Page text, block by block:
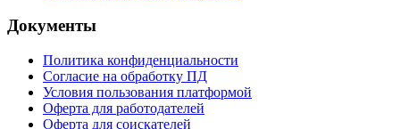
Документы
Политика конфиденциальности
Согласие на обработку ПД
Условия пользования платформой
Оферта для работодателей
Оферта для соискателей